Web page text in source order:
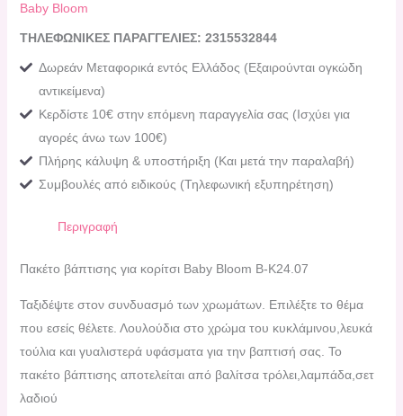
Baby Bloom
ΤΗΛΕΦΩΝΙΚΕΣ ΠΑΡΑΓΓΕΛΙΕΣ: 2315532844
Δωρεάν Μεταφορικά εντός Ελλάδος (Εξαιρούνται ογκώδη
αντικείμενα)
Κερδίστε 10€ στην επόμενη παραγγελία σας (Ισχύει για
αγορές άνω των 100€)
Πλήρης κάλυψη & υποστήριξη (Και μετά την παραλαβή)
Συμβουλές από ειδικούς (Τηλεφωνική εξυπηρέτηση)
Περιγραφή
Πακέτο βάπτισης για κορίτσι Baby Bloom B-K24.07
Ταξιδέψτε στον συνδυασμό των χρωμάτων. Επιλέξτε το θέμα
που εσείς θέλετε. Λουλούδια στο χρώμα του κυκλάμινου,λευκά
τούλια και γυαλιστερά υφάσματα για την βαπτισή σας. Το
πακέτο βάπτισης αποτελείται από βαλίτσα τρόλει,λαμπάδα,σετ
λαδιού